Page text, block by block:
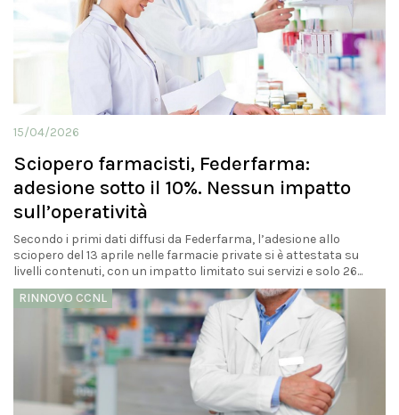
15/04/2026
Sciopero farmacisti, Federfarma:
adesione sotto il 10%. Nessun impatto
sull’operatività
Secondo i primi dati diffusi da Federfarma, l’adesione allo
sciopero del 13 aprile nelle farmacie private si è attestata su
livelli contenuti, con un impatto limitato sui servizi e solo 26...
RINNOVO CCNL